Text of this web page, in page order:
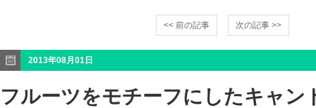
<< 前の記事 次の記事 >>
2013年08月01日
フルーツをモチーフにしたキャン